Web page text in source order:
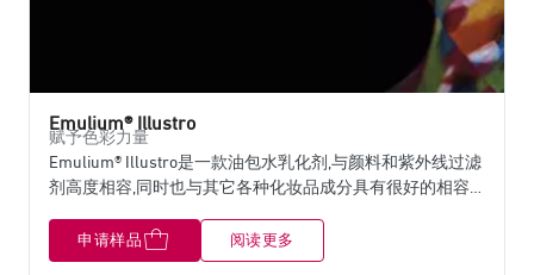
Emulium® Illustro
赋予色彩力量
Emulium® Illustro是一款油包水乳化剂,与颜料和紫外线过滤
剂高度相容,同时也与其它各种化妆品成分具有很好的相容
满足配方师对成分高性能和高应用灵活性的期望。 如今,消
费者对不含硅的天然彩妆和防晒产品越来越感兴趣。 嘉法
申请样品 阅读更多